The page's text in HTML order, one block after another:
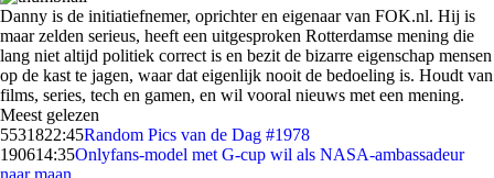
Danny is de initiatiefnemer, oprichter en eigenaar van FOK.nl. Hij is
maar zelden serieus, heeft een uitgesproken Rotterdamse mening die
lang niet altijd politiek correct is en bezit de bizarre eigenschap mensen
op de kast te jagen, waar dat eigenlijk nooit de bedoeling is. Houdt van
films, series, tech en gamen, en wil vooral nieuws met een mening.
Meest gelezen
5531822:45Random Pics van de Dag #1978
190614:35Onlyfans-model met G-cup wil als NASA-ambassadeur
naar maan